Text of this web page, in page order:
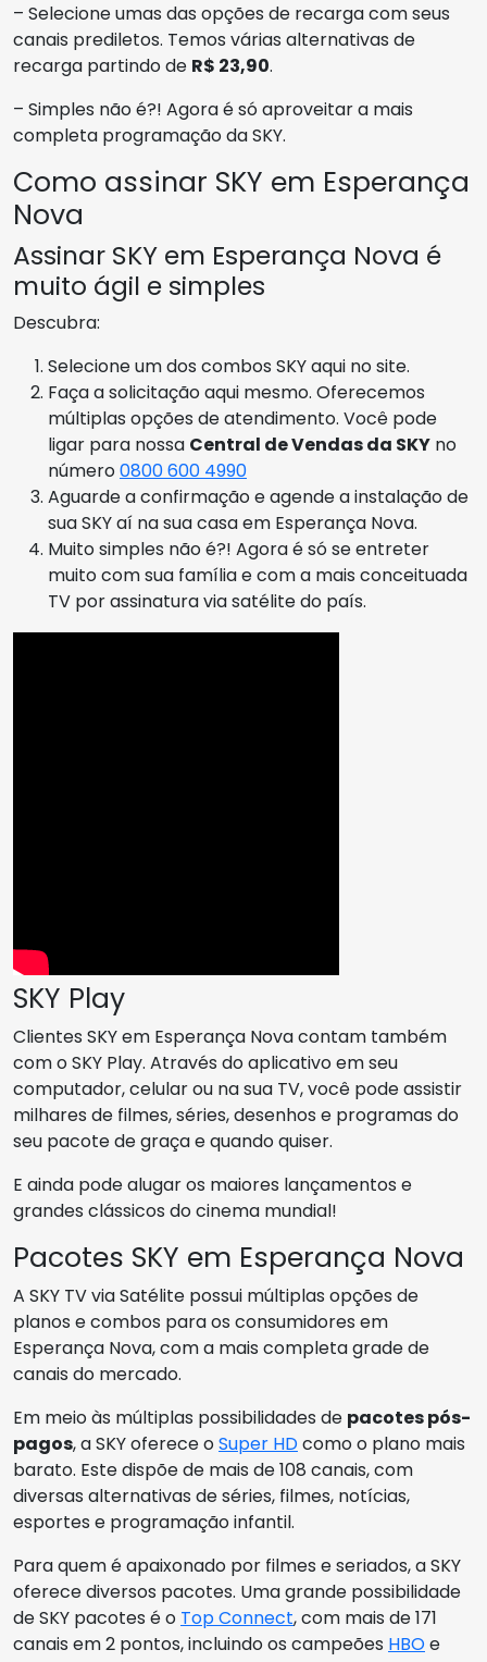
– Selecione umas das opções de recarga com seus
canais prediletos. Temos várias alternativas de
recarga partindo de R$ 23,90.
– Simples não é?! Agora é só aproveitar a mais
completa programação da SKY.
Como assinar SKY em Esperança
Nova
Assinar SKY em Esperança Nova é
muito ágil e simples
Descubra:
Selecione um dos combos SKY aqui no site.
Faça a solicitação aqui mesmo. Oferecemos
múltiplas opções de atendimento. Você pode
ligar para nossa Central de Vendas da SKY no
número0800 600 4990
Aguarde a confirmação e agende a instalação de
sua SKY aí na sua casa em Esperança Nova.
Muito simples não é?! Agora é só se entreter
muito com sua família e com a mais conceituada
TV por assinatura via satélite do país.
SKY Play
Clientes SKY em Esperança Nova contam também
com o SKY Play. Através do aplicativo em seu
computador, celular ou na sua TV, você pode assistir
milhares de filmes, séries, desenhos e programas do
seu pacote de graça e quando quiser.
E ainda pode alugar os maiores lançamentos e
grandes clássicos do cinema mundial!
Pacotes SKY em Esperança Nova
A SKY TV via Satélite possui múltiplas opções de
planos e combos para os consumidores em
Esperança Nova, com a mais completa grade de
canais do mercado.
Em meio às múltiplas possibilidades de pacotes pós-
pagos, a SKY oferece oSuper HDcomo o plano mais
barato. Este dispõe de mais de 108 canais, com
diversas alternativas de séries, filmes, notícias,
esportes e programação infantil.
Para quem é apaixonado por filmes e seriados, a SKY
oferece diversos pacotes. Uma grande possibilidade
de SKY pacotes é o Top Connect, com mais de 171
canais em 2 pontos, incluindo os campeões HBOe